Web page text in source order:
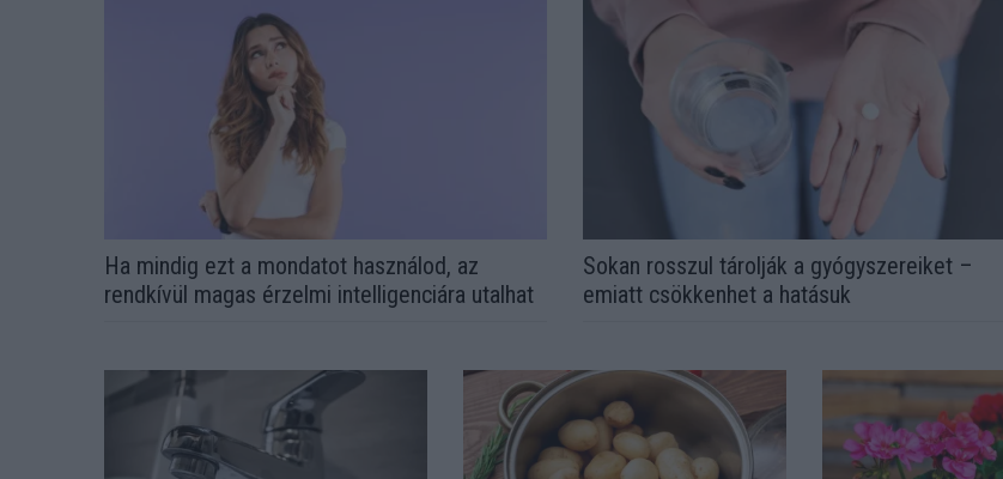
Ha mindig ezt a mondatot használod, az
rendkívül magas érzelmi intelligenciára utalhat
Sokan rosszul tárolják a gyógyszereiket –
emiatt csökkenhet a hatásuk